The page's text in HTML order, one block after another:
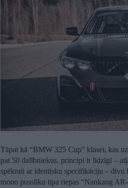
Tāpat kā “BMW 325 Cup” klasei, kas
pat 50 dalībniekus, principi ir līdzīgi –
spēkrati ar identisku specifikāciju –
mono pussliku tipa riepas “Nankang